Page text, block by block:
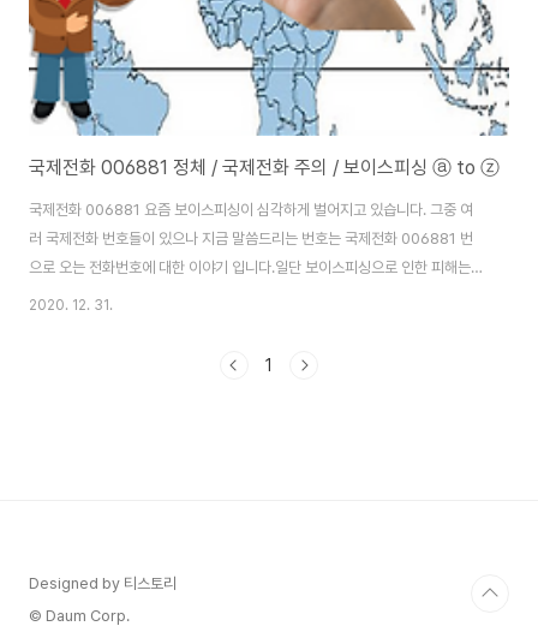
국제전화 006881 정체 / 국제전화 주의 / 보이스피싱 ⓐ to ⓩ
국제전화 006881 요즘 보이스피싱이 심각하게 벌어지고 있습니다. 그중 여
러 국제전화 번호들이 있으나 지금 말씀드리는 번호는 국제전화 006881 번
으로 오는 전화번호에 대한 이야기 입니다.일단 보이스피싱으로 인한 피해는
매년 증가하지만 현재 약 2만건 이상으로 나오고 있다고 합니다. 또 피해액만 1
화를 이용한 보이스피싱 사기 전화들도 많기에 조심 또 조심해야 할 때입니다.
2020. 12. 31.
1
Designed by 티스토리
© Daum Corp.